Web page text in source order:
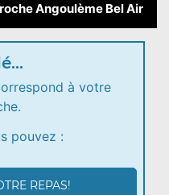
Angoulème Bel Air
à votre
pouvez :
REPAS!